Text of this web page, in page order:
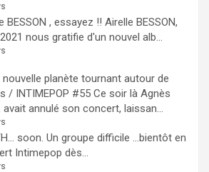
BESSON , essayez !! Airelle BESSON,
nous gratifie d'un nouvel alb...
nouvelle planète tournant autour de
/ INTIMEPOP #55 Ce soir là Agnès
avait annulé son concert, laissan...
soon. Un groupe difficile ...bientôt en
Intimepop dès...